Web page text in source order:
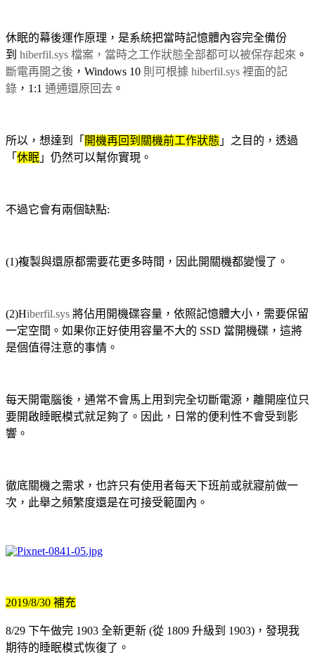
休眠的幕後運作原理，是系統把當時記憶體內容完全備份
到 hiberfil.sys 檔案，當時之工作狀態全部都可以被保存起來 。
斷電再開之後 ，Windows 10 則可根據 hiberfil.sys 裡面的記
錄 ，1:1 通通還原回去 。
所以，想達到「 開機再回到關機前工作狀態 」之目的，透過
「 休眠 」仍然可以幫你實現。
不過它會有兩個缺點:
(1)複製與還原都需要花更多時間，因此開關機都變慢了。
(2)Hiberfil.sys 將佔用開機碟容量，依照記憶體大小，需要保留
一定空間。如果你正好使用容量不大的 SSD 當開機碟，這將
是個值得注意的事情。
每天開電腦後，通常不會馬上用到完全切斷電源，離開座位只
要開啟睡眠模式就足夠了。因此，日常的便利性不會受到影
響。
徹底關機之需求，也許只有使用者每天下班前或就寢前做一
次，此舉之頻繁度還是在可接受範圍內。
2019/8/30 補充
8/29 下午做完 1903 全新更新 (從 1809 升級到 1903)，發現我
期待的睡眠模式恢復了。